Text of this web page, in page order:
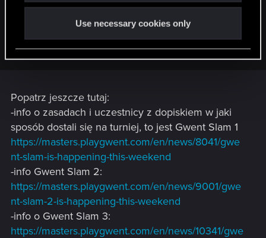
Use necessary cookies only
Dokładnie! O to chodzi. Jak wyglądały te kwalifikacje?
Zasady turniejowe, czy każdy grał jakim chciał deckiem bez
czy raczej jednorazowy event.
Popatrz jeszcze tutaj:
-info o zasadach i uczestnicy z dopiskiem w jaki
sposób dostali się na turniej, to jest Gwent Slam 1
https://masters.playgwent.com/en/news/8041/gwe
nt-slam-is-happening-this-weekend
-info Gwent Slam 2:
https://masters.playgwent.com/en/news/9001/gwe
nt-slam-2-is-happening-this-weekend
-info o Gwent Slam 3:
https://masters.playgwent.com/en/news/10341/gwe